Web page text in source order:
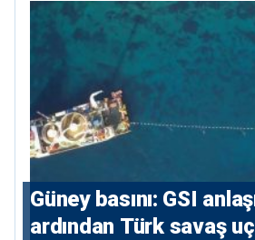
konutlara 36 ay
Güney basını: ⁠GSI
ardından Türk savaş